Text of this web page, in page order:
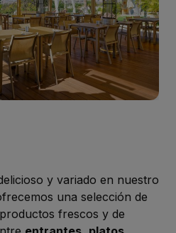
y variado en nuestro
una selección de
frescos y de